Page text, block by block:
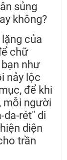
sủng
không?
của
chữ
như
nảy lộc
để khi
mỗi người
da-rét" di
diện
trần